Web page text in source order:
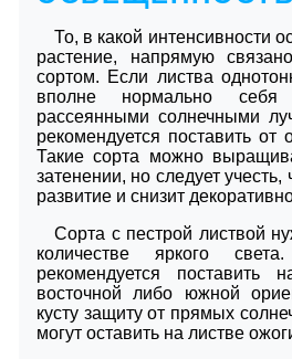
То, в какой интенсивности
растение, напрямую
сортом. Если листва
вполне нормально себя
рассеянными солнечными
рекомендуется поставить от
Такие сорта можно
затенении, но следует учесть,
развитие и снизит
Сорта с пестрой листвой
количестве яркого
рекомендуется поставить
восточной либо южной
кусту защиту от прямых
могут оставить на листве